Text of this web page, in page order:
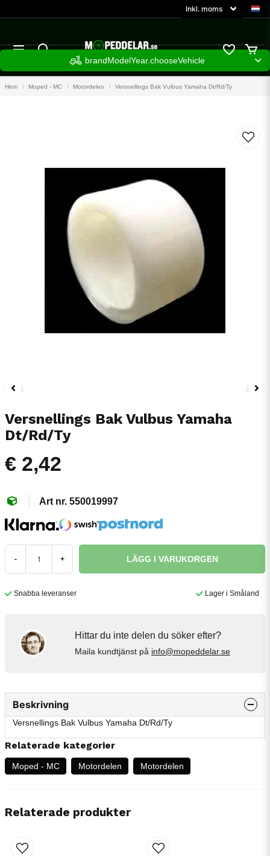
brandModelYear.chooseVehicle
Hem Moped - MC Motordelen Versnellings Bak Vulbus Yamaha Dt/Rd/Ty
Versnellings Bak Vulbus Yamaha
Dt/Rd/Ty
€ 2,42
550019997
- + LÄGG I VARUKORGEN
Snabba leveranser Lager i Småland
Hittar du inte delen du söker efter?
Maila kundtjänst på info@mopeddelar.se
Beskrivning
Versnellings Bak Vulbus Yamaha Dt/Rd/Ty
Relaterade kategorier
Moped - MC Motordelen Motordelen
Relaterade produkter